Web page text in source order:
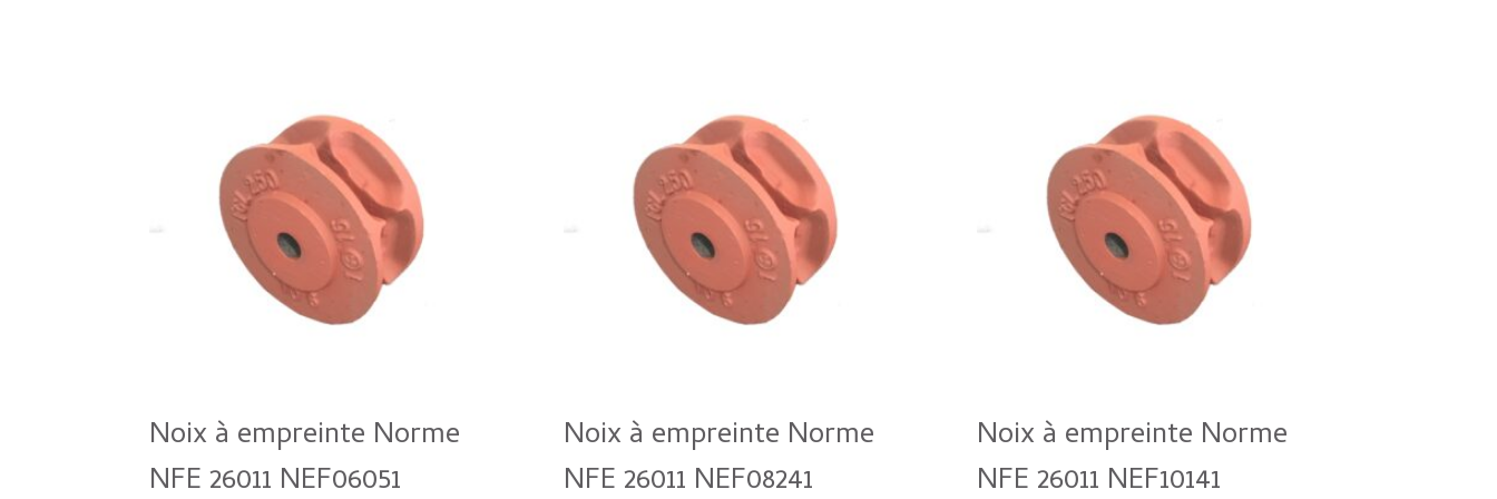
Noix à empreinte Norme
NFE 26011 NEF06051
Noix à empreinte Norme
NFE 26011 NEF08241
Noix à empreinte Norme
NFE 26011 NEF10141